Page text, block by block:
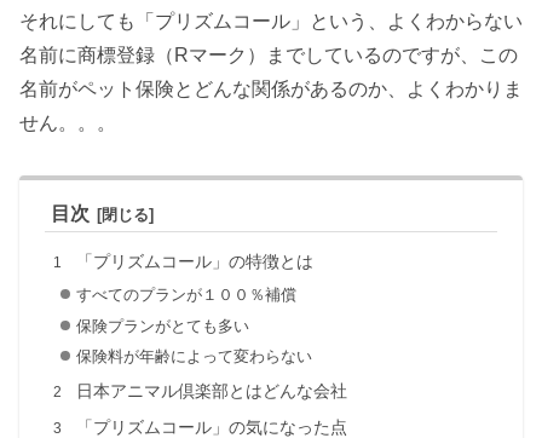
それにしても「プリズムコール」という、よくわからない
名前に商標登録（Rマーク）までしているのですが、この
名前がペット保険とどんな関係があるのか、よくわかりま
せん。。。
目次
「プリズムコール」の特徴とは
すべてのプランが１００％補償
保険プランがとても多い
保険料が年齢によって変わらない
日本アニマル倶楽部とはどんな会社
「プリズムコール」の気になった点